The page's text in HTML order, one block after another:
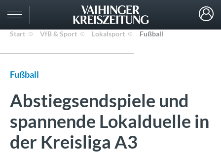
Start VfB & Sport Lokalsport Fußball
Fußball
Abstiegsendspiele und
spannende Lokalduelle in
der Kreisliga A3